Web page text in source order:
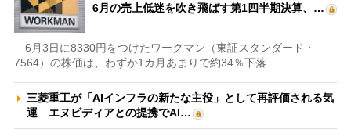
6月の売上低迷を吹き飛ばす第1四半期決算、…
6月3日に8330円をつけたワークマン（東証スタンダード・
7564）の株価は、わずか1カ月あまりで約34％下落…
三菱重工が「AIインフラの新たな主役」として再評価される気
運 エヌビディアとの提携でAI…